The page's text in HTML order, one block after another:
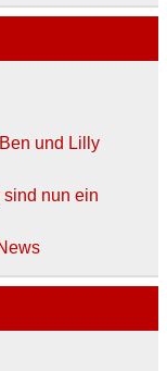
und Lilly
nun ein